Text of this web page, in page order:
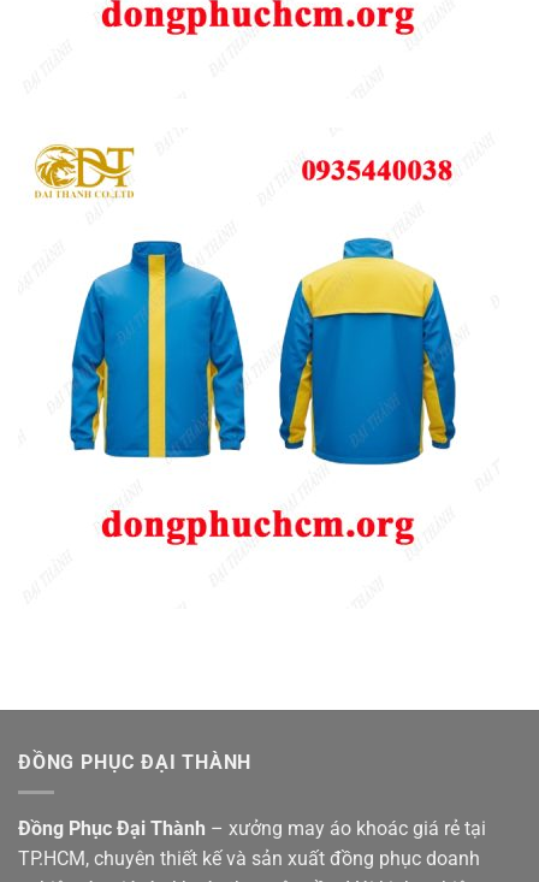
ĐỒNG PHỤC ĐẠI THÀNH
Đồng Phục Đại Thành – xưởng may áo khoác giá rẻ tại
TP.HCM, chuyên thiết kế và sản xuất đồng phục doanh